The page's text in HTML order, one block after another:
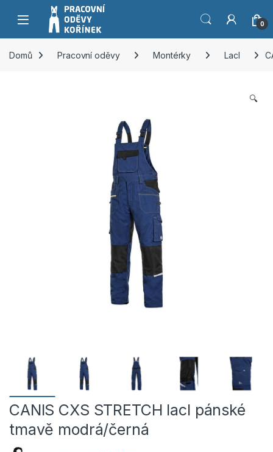
Přeskočit na navigaci
Přeskočit na obsah
0
Domů Pracovní oděvy Montérky Lacl
🔍
CANIS CXS STRETCH lacl pánské
tmavě modrá/černá